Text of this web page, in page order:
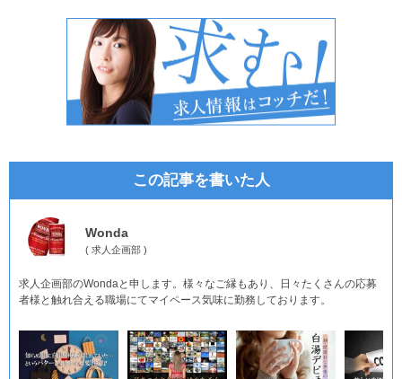
この記事を書いた人
Wonda
( 求人企画部 )
求人企画部のWondaと申します。様々なご縁もあり、日々たくさんの応募
者様と触れ合える職場にてマイペース気味に勤務しております。